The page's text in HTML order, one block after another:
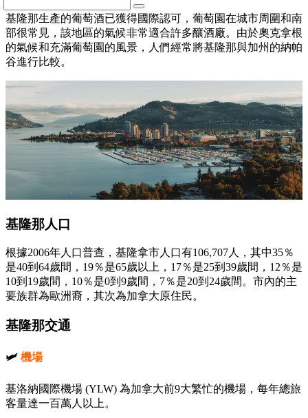
基隆那生產的葡萄酒已獲得國際認可，葡萄園在城市周圍和南
部很常見，該地區的氣候非常適合許多釀酒廠。由於奧克拿根
的氣候和充滿葡萄園的風景，人們經常將基隆那與加州的納帕
谷進行比較。
基隆那人口
根據2006年人口普查，基隆拿市人口有106,707人，其中35％
是40到64歲間，19％是65歲以上，17％是25到39歲間，12％是
10到19歲間，10％是0到9歲間，7％是20到24歲間。市內的主
要族群為歐洲裔，其次為加拿大原住民。
基隆那交通
🛩 機場
基洛納國際機場 (YLW) 為加拿大前9大繁忙的機場，每年總旅
客量達一百萬人以上。